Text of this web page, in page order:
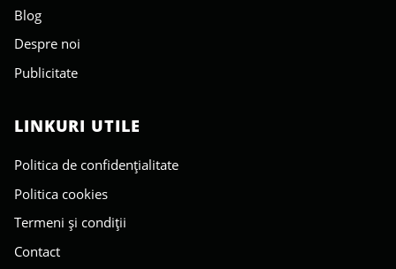
Blog
Despre noi
Publicitate
LINKURI UTILE
Politica de confidențialitate
Politica cookies
Termeni și condiții
Contact